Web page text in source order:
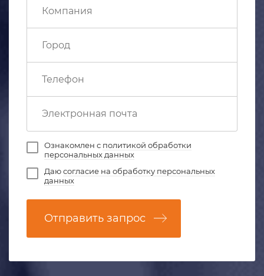
Ознакомлен с политикой обработки
персональных данных
Даюсогласие на обработку персональных
данных
Отправить запрос